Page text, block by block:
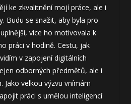
ke zkvalitnění mojí práce, ale i
Budu se snažit, aby byla pro
více ho motivovala k
práci v hodině. Cestu, jak
v zapojení digitálních
odborných předmětů, ale i
velkou výzvu vnímám
práci s umělou inteligencí